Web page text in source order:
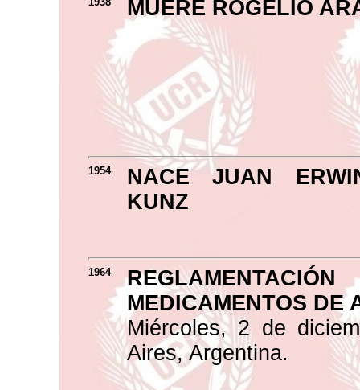
MUERE ROGELIO
1954
NACE JUAN
KUNZ
1964
MEDICAMENTOS DE
Miércoles, 2 de
Aires, Argentina.